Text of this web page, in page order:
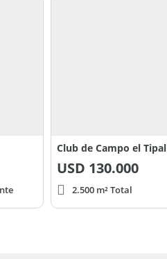
Club de Campo el Tipal
USD 130.000
2.500 m² Total